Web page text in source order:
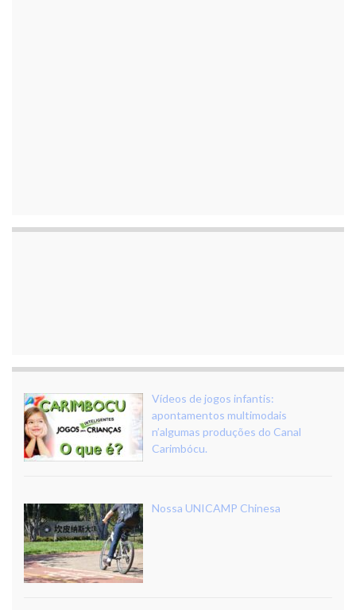
Vídeos de jogos infantis:
apontamentos multimodais
n’algumas produções do Canal
Carimbócu.
Nossa UNICAMP Chinesa